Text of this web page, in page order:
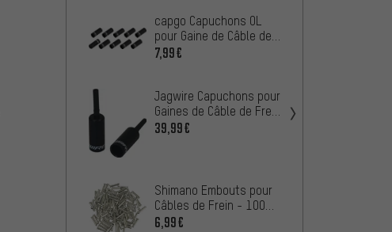
capgo Capuchons OL
pour Gaine de Câble de
Frein
7,99€
Jagwire Capuchons pour
Gaines de Câble de Frein
Lined - 50 pièces
39,99€
Shimano Embouts pour
Câbles de Frein - 100
pièces
6,99€